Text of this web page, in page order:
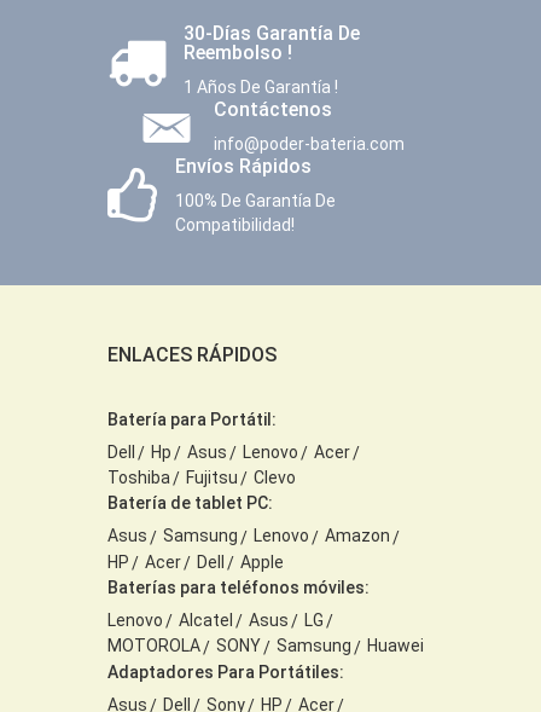
30-Días Garantía De
Reembolso !
1 Años De Garantía !
Contáctenos
info@poder-bateria.com
Envíos Rápidos
100% De Garantía De
Compatibilidad!
ENLACES RÁPIDOS
Batería para Portátil:
Dell
Hp Asus Lenovo
Acer
Toshiba
Fujitsu
Clevo
Batería de tablet PC:
Asus
Samsung Lenovo
Amazon
HP
Acer Dell
Apple
Baterías para teléfonos móviles:
Lenovo
Alcatel Asus
LG
MOTOROLA
SONY Samsung
Huawei
Adaptadores Para Portátiles:
Asus
Dell Sony HP Acer